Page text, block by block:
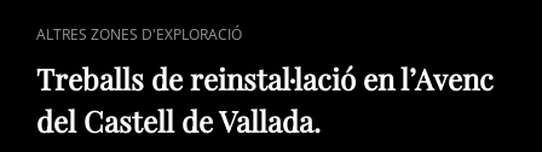
CAT
LINKS
ALTRES ZONES D'EXPLORACIÓ
Treballs de reinstal·lació en l’Avenc
del Castell de Vallada.